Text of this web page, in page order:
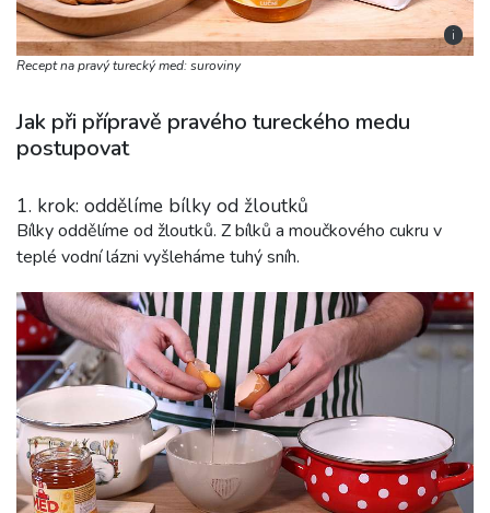
i
Recept na pravý turecký med: suroviny
Jak při přípravě pravého tureckého medu
postupovat
1. krok: oddělíme bílky od žloutků
Bílky oddělíme od žloutků. Z bílků a moučkového cukru v
teplé vodní lázni vyšleháme tuhý sníh.